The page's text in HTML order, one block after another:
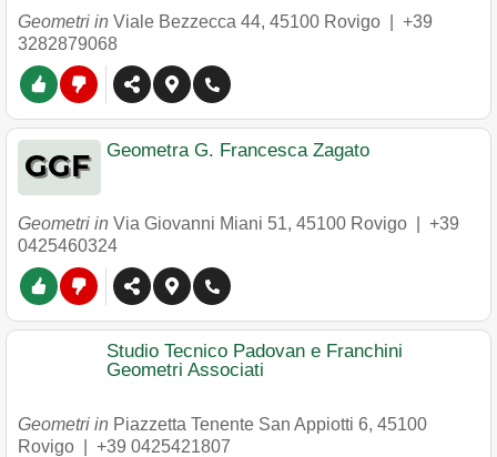
Geometri in Viale Bezzecca 44, 45100 Rovigo
+39
3282879068
Geometra G. Francesca Zagato
Geometri in Via Giovanni Miani 51, 45100 Rovigo
+39
0425460324
Studio Tecnico Padovan e Franchini
Geometri Associati
Geometri in Piazzetta Tenente San Appiotti 6, 45100
Rovigo
+39 0425421807